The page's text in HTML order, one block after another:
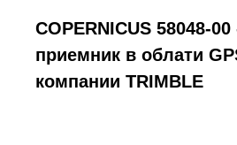
COPERNICUS 58048-
приемник в облати
компании TRIMBLE